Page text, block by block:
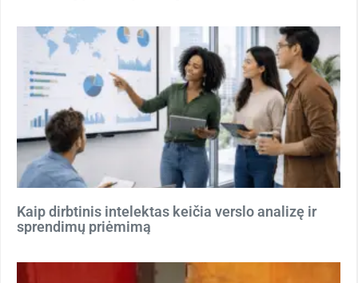
Kaip dirbtinis intelektas keičia verslo analizę ir
sprendimų priėmimą